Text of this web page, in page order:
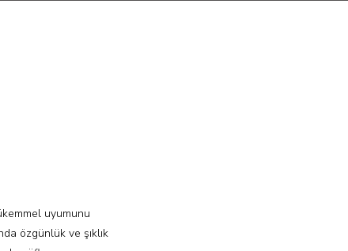
uyumunu
özgünlük ve şıklık